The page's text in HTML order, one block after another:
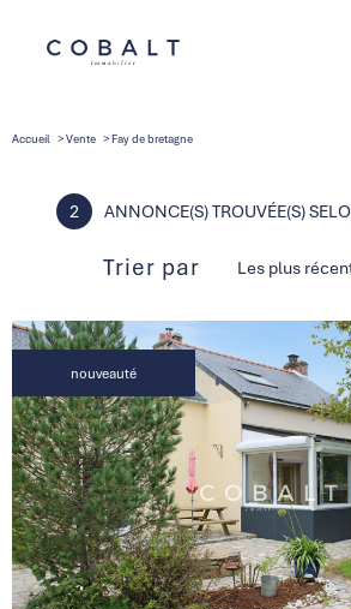
Accueil Vente Fay de bretagne
2 ANNONCE(S) TROUVÉE(S)
Trier par Les plus
nouveauté